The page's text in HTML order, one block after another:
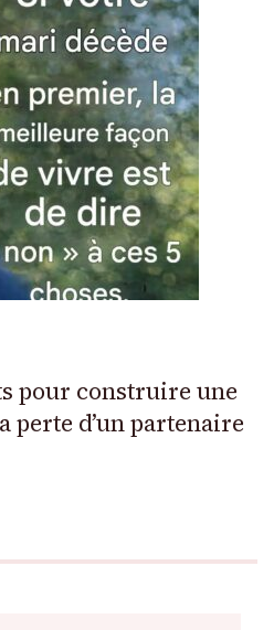
pour construire une
perte d’un partenaire